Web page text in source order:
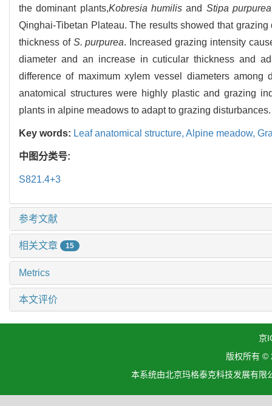
the dominant plants,Kobresia humilis and Stipa purpurea
Qinghai-Tibetan Plateau. The results showed that
thickness of S. purpurea. Increased grazing intensity
diameter and an increase in cuticular thickness and
difference of maximum xylem vessel diameters among
anatomical structures were highly plastic and grazing
plants in alpine meadows to adapt to grazing
Key words: Leaf anatomical structure, Alpine meadow,
中图分类号:
S821.4+3
参考文献
相关文章 15
Metrics
本文评价
京
版权所有 ©
本系统由北京玛格泰克科技发展有